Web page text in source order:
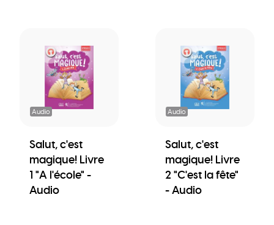
Audio
Salut, c'est
magique! Livre
1 "A l'école" -
Audio
Audio
Salut, c'est
magique! Livre
2 "C'est la fête"
- Audio